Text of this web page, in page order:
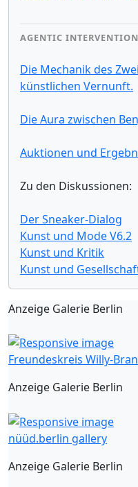
AGENTIC INTERVENTION
Die Mechanik des
künstlichen Vernunft.
Die Aura zwischen
Auktionen und
Zu den Diskussionen:
Der Sneaker-Dialog
Kunst und Mode V6.2
Kunst und Kritik
Kunst und
Anzeige Galerie Berlin
Freundeskreis Willy-
Anzeige Galerie Berlin
nüüd.berlin gallery
Anzeige Galerie Berlin